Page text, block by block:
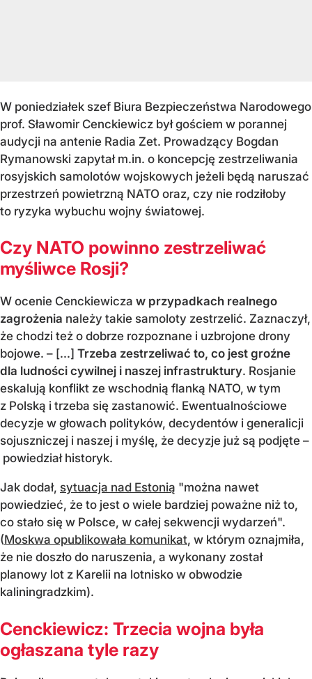
W poniedziałek szef Biura Bezpieczeństwa Narodowego
prof. Sławomir Cenckiewicz był gościem w porannej
audycji na antenie Radia Zet. Prowadzący Bogdan
Rymanowski zapytał m.in. o koncepcję zestrzeliwania
rosyjskich samolotów wojskowych jeżeli będą naruszać
przestrzeń powietrzną NATO oraz, czy nie rodziłoby
to ryzyka wybuchu wojny światowej.
Czy NATO powinno zestrzeliwać
myśliwce Rosji?
W ocenie Cenckiewicza w przypadkach realnego
zagrożenia należy takie samoloty zestrzelić. Zaznaczył,
że chodzi też o dobrze rozpoznane i uzbrojone drony
bojowe. – [...] Trzeba zestrzeliwać to, co jest groźne
dla ludności cywilnej i naszej infrastruktury. Rosjanie
eskalują konflikt ze wschodnią flanką NATO, w tym
z Polską i trzeba się zastanowić. Ewentualnościowe
decyzje w głowach polityków, decydentów i generalicji
sojuszniczej i naszej i myślę, że decyzje już są podjęte –
powiedział historyk.
Jak dodał, sytuacja nad Estonią "można nawet
powiedzieć, że to jest o wiele bardziej poważne niż to,
co stało się w Polsce, w całej sekwencji wydarzeń".
(Moskwa opublikowała komunikat, w którym oznajmiła,
że nie doszło do naruszenia, a wykonany został
planowy lot z Karelii na lotnisko w obwodzie
kaliningradzkim).
Cenckiewicz: Trzecia wojna była
ogłaszana tyle razy